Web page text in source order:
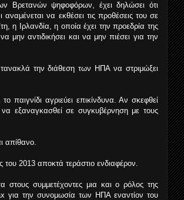
Βρετανών ψηφοφόρων, έχει δηλώσει ότι
να εκθέσει τις προθέσεις του σε
η Ιρλανδία, η οποία έχει την προεδρία της
αντιδικήσει και να μην πιέσει για την
την διάθεση των ΗΠΑ να στριμώξει
παιγνίδι αγριεύει επικίνδυνα. Αν σκεφθεί
να εξαναγκασθεί σε συγκυβέρνηση με τους
απίθανο.
2013 αποκτά τεράστιο ενδιαφέρον.
στους συμμετέχοντες μια και ο ρόλος της
για την συνομωσία των ΗΠΑ εναντίον του